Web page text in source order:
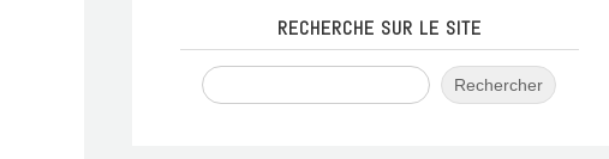
RECHERCHE SUR LE SITE